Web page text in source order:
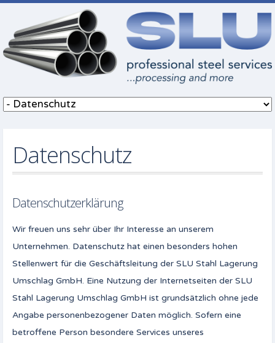
Datenschutz
Datenschutzerklärung
Wir freuen uns sehr über Ihr Interesse an unserem
Unternehmen. Datenschutz hat einen besonders hohen
Stellenwert für die Geschäftsleitung der SLU Stahl Lagerung
Umschlag GmbH. Eine Nutzung der Internetseiten der SLU
Stahl Lagerung Umschlag GmbH ist grundsätzlich ohne jede
Angabe personenbezogener Daten möglich. Sofern eine
betroffene Person besondere Services unseres